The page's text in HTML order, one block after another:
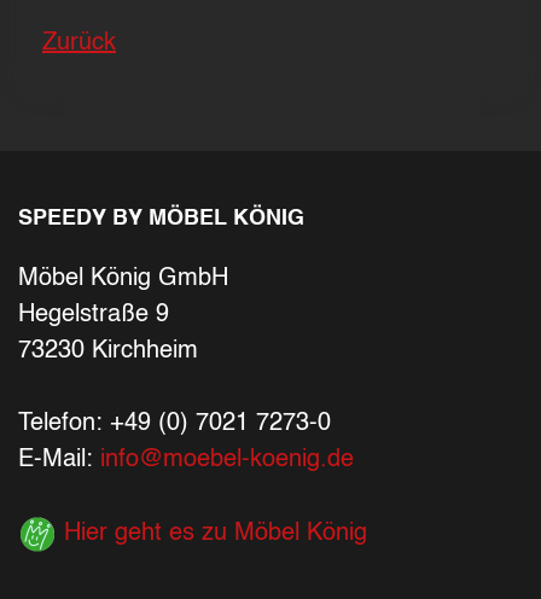
Zurück
SPEEDY BY MÖBEL KÖNIG
Möbel König GmbH
Hegelstraße 9
73230 Kirchheim
Telefon: +49 (0) 7021 7273-0
E-Mail: info@moebel-koenig.de
Hier geht es zu Möbel König